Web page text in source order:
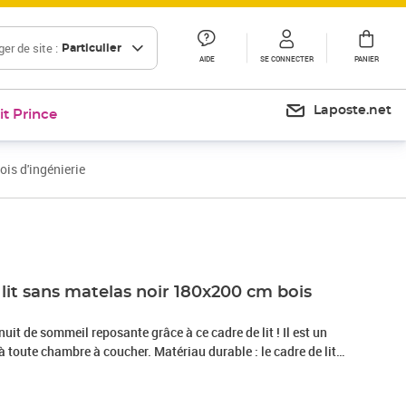
de site : Particulier
AIDE SE CONNECTER PANIER
Prince Laposte.net
d'ingénierie
sans matelas noir 180x200 cm bois
de sommeil reposante grâce à ce cadre de lit ! Il est un
toute chambre à coucher. Matériau durable : le cadre de lit
Le bois d'ingénierie est d'une qualité exceptionnelle